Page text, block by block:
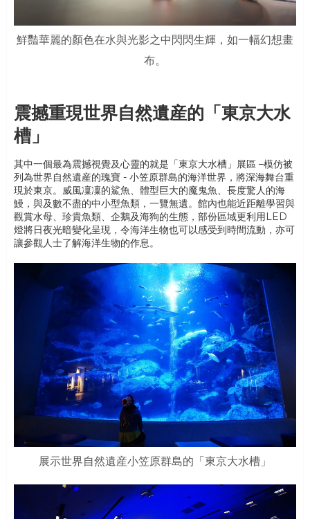
鮮豔華麗的顏色在水與光影之中閃閃生輝，如一幅幻想畫
布。
震撼重現世界自然遺産的「東京大水
槽」
其中一個最為震撼視覺及心靈的就是「東京大水槽」展區 –模仿被
列為世界自然遺産的瑰寶 - 小笠原群島的海洋世界，將深海舞台重
現於東京。威風凜凜的鯊魚、體型巨大的魔鬼魚、長度驚人的海
鰻，與及數不盡的中小型魚類，一覽無遺。館內也能近距離學習與
觀賞水母、珍貴魚類、企鵝及海狗的生態，部份區域更利用LED
燈將日夜光暗變化呈現，令海洋生物也可以感受到時間流動，亦可
讓參觀人士了解海洋生物的作息。
展示世界自然遺産小笠原群島的「東京大水槽」